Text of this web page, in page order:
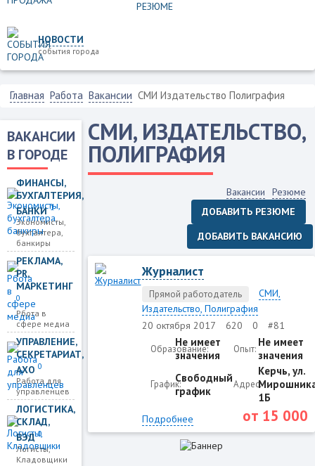
НОВОСТИ
события города
Главная Работа Вакансии СМИ Издательство Полиграфия
ВАКАНСИИ
В ГОРОДЕ
ФИНАНСЫ,
БУХГАЛТЕРИЯ,
БАНКИ1
Экономисты,
бухгалтера,
банкиры
РЕКЛАМА,
PR,
МАРКЕТИНГ
0
Рбота в
сфере медиа
УПРАВЛЕНИЕ,
СЕКРЕТАРИАТ,
АХО0
Работа для
управленцев
ЛОГИСТИКА,
СКЛАД,
ВЭД0
Логисты,
Кладовщики
СМИ, ИЗДАТЕЛЬСТВО,
ПОЛИГРАФИЯ
Вакансии
Резюме
ДОБАВИТЬ РЕЗЮМЕ
ДОБАВИТЬ ВАКАНСИЮ
Журналист
Прямой работодатель
СМИ,
Издательство, Полиграфия
20 октября 2017
620 0 #81
Образование:
Не имеет
значения
Опыт: Не имеет
значения
График:Свободный
график
Адрес:
Керчь, ул.
1Б
Подробнее от 15 000